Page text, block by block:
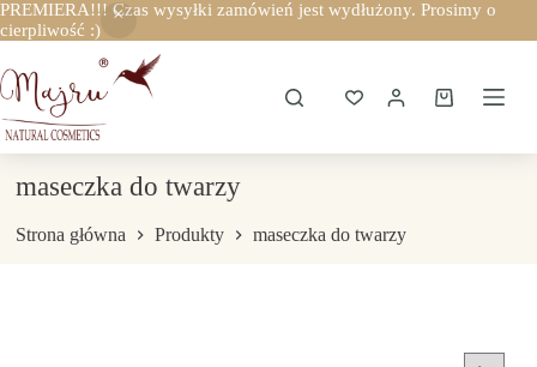
PREMIERA!!! Czas wysyłki zamówień jest wydłużony. Prosimy o
cierpliwość :)
do
treści
Koszyk
maseczka do twarzy
Strona główna Produkty maseczka do twarzy